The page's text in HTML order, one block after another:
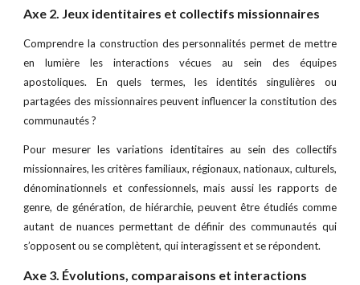
Axe 2. Jeux identitaires et collectifs missionnaires
Comprendre la construction des personnalités permet de mettre
en lumière les interactions vécues au sein des équipes
apostoliques. En quels termes, les identités singulières ou
partagées des missionnaires peuvent influencer la constitution des
communautés ?
Pour mesurer les variations identitaires au sein des collectifs
missionnaires, les critères familiaux, régionaux, nationaux, culturels,
dénominationnels et confessionnels, mais aussi les rapports de
genre, de génération, de hiérarchie, peuvent être étudiés comme
autant de nuances permettant de définir des communautés qui
s’opposent ou se complètent, qui interagissent et se répondent.
Axe 3. Évolutions, comparaisons et interactions